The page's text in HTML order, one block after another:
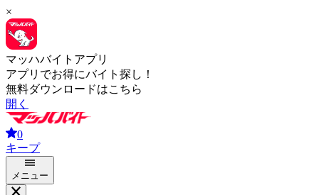
×
マッハバイトアプリ
アプリでお得にバイト探し！
無料ダウンロードはこちら
開く
0
キープ
メニュー